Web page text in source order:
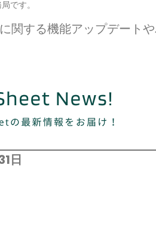
です。
する機能アップデート
日